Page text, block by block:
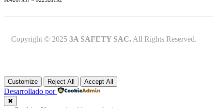
Copyright © 2025 3A SAFETY SAC. All Rights Reserved.
Customize Reject All Accept All
Desarrollado por
✖